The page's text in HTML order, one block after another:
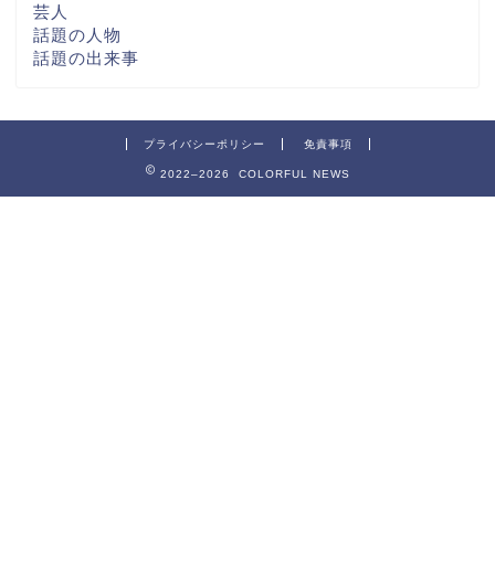
芸人
話題の人物
話題の出来事
プライバシーポリシー 免責事項
2022–2026 COLORFUL NEWS